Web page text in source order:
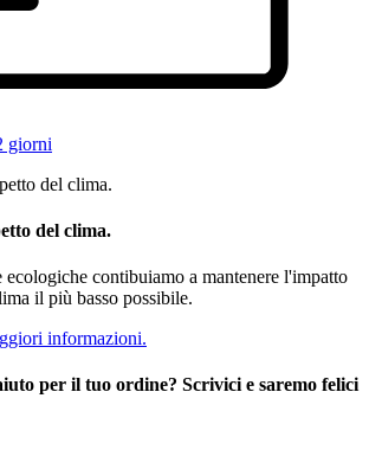
giorni
del clima.
ecologiche contibuiamo a mantenere l'impatto
il più basso possibile.
informazioni.
per il tuo ordine? Scrivici e saremo felici